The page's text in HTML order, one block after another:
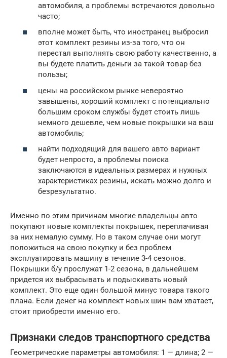
автомобиля, а проблемы встречаются довольно
часто;
вполне может быть, что иностранец выбросил
этот комплект резины из-за того, что он
перестал выполнять свою работу качественно, а
вы будете платить деньги за такой товар без
пользы;
цены на российском рынке невероятно
завышены, хороший комплект с потенциально
большим сроком службы будет стоить лишь
немного дешевле, чем новые покрышки на ваш
автомобиль;
найти подходящий для вашего авто вариант
будет непросто, а проблемы поиска
заключаются в идеальных размерах и нужных
характеристиках резины, искать можно долго и
безрезультатно.
Именно по этим причинам многие владельцы авто
покупают новые комплекты покрышек, переплачивая
за них немалую сумму. Но в таком случае они могут
положиться на свою покупку и без проблем
эксплуатировать машину в течение 3-4 сезонов.
Покрышки б/у прослужат 1-2 сезона, в дальнейшем
придется их выбрасывать и подыскивать новый
комплект. Это еще один большой минус товара такого
плана. Если денег на комплект новых шин вам хватает,
стоит приобрести именно его.
Признаки следов транспортного средства
Геометрические параметры автомобиля: 1 — длина; 2 —